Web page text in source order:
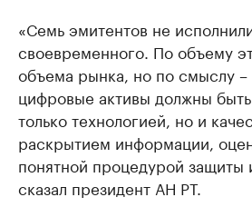
«Семь эмитентов не
своевременного. По объему
объема рынка, но по смыслу –
цифровые активы должны
только технологией, но и
раскрытием информации,
понятной процедурой защиты
сказал президент АН РТ.